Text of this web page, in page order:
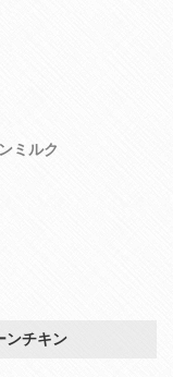
ミルク
ンチキン